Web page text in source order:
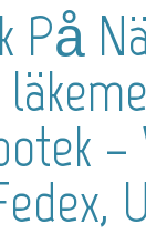
På
–